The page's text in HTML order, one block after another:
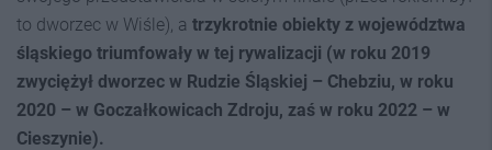
to dworzec w Wiśle), a trzykrotnie obiekty z województwa
śląskiego triumfowały w tej rywalizacji (w roku 2019
zwyciężył dworzec w Rudzie Śląskiej – Chebziu, w roku
2020 – w Goczałkowicach Zdroju, zaś w roku 2022 – w
Cieszynie).